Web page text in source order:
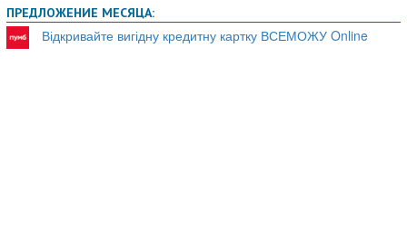
ПРЕДЛОЖЕНИЕ МЕСЯЦА:
Відкривайте вигідну кредитну картку ВСЕМОЖУ Online